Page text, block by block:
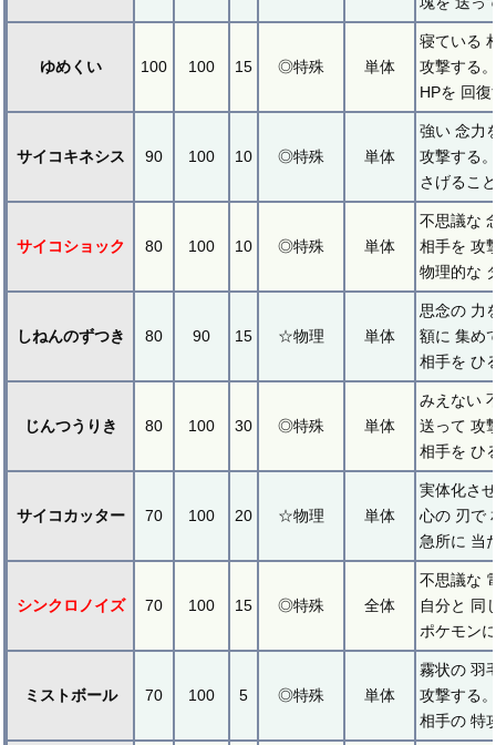
ゆめくい 100 100 15 ◎特殊 単体
寝ている
攻撃する
HPを 回復
サイコキネシス 90 100 10 ◎特殊 単体
強い 念力
攻撃する
さげるこ
サイコショック 80 100 10 ◎特殊 単体
不思議な
相手を 攻
物理的な
しねんのずつき 80 90 15 ☆物理 単体
思念の 力
額に 集め
相手を ひ
じんつうりき 80 100 30 ◎特殊 単体
みえない
送って 攻
相手を ひ
サイコカッター 70 100 20 ☆物理 単体
実体化さ
心の 刃で
急所に 当
シンクロノイズ 70 100 15 ◎特殊 全体
不思議な
自分と 同
ポケモン
ミストボール 70 100 5 ◎特殊 単体
霧状の 羽
攻撃する。
相手の 特